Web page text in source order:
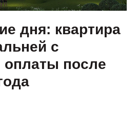
дня: квартира
с
оплаты после